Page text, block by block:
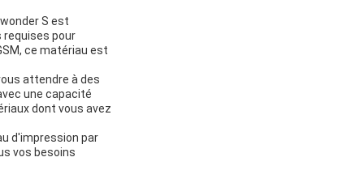
S est
requises pour
ce matériau est
attendre à des
une capacité
dont vous avez
d'impression par
vos besoins